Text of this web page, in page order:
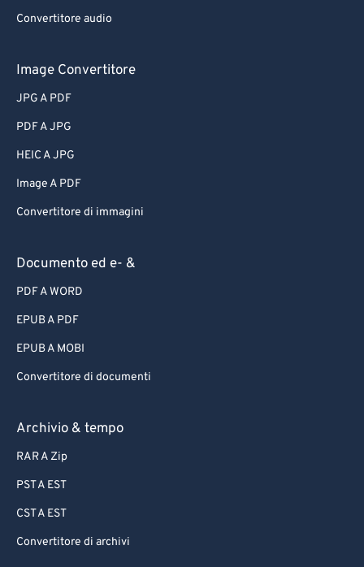
Convertitore audio
Image Convertitore
JPG A PDF
PDF A JPG
HEIC A JPG
Image A PDF
Convertitore di immagini
Documento ed e- &
PDF A WORD
EPUB A PDF
EPUB A MOBI
Convertitore di documenti
Archivio & tempo
RAR A Zip
PST A EST
CST A EST
Convertitore di archivi